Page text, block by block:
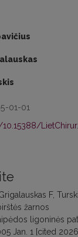
01-01
F,
žarnos
ligoninės
Jan. 1 [cited 2026